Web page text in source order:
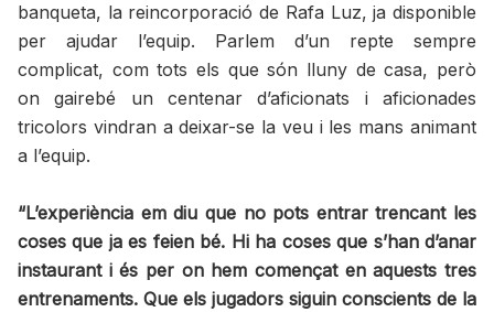
banqueta, la reincorporació de Rafa Luz, ja disponible
per ajudar l’equip. Parlem d’un repte sempre
complicat, com tots els que són lluny de casa, però
on gairebé un centenar d’aficionats i aficionades
tricolors vindran a deixar-se la veu i les mans animant
a l’equip.
“L’experiència em diu que no pots entrar trencant les
coses que ja es feien bé. Hi ha coses que s’han d’anar
instaurant i és per on hem començat en aquests tres
entrenaments. Que els jugadors siguin conscients de la